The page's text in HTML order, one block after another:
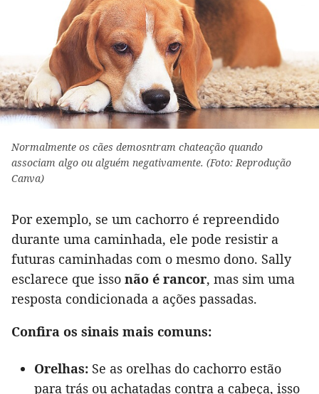
Normalmente os cães demosntram chateação quando
associam algo ou alguém negativamente. (Foto: Reprodução
Canva)
Por exemplo, se um cachorro é repreendido
durante uma caminhada, ele pode resistir a
futuras caminhadas com o mesmo dono. Sally
esclarece que isso não é rancor, mas sim uma
resposta condicionada a ações passadas.
Confira os sinais mais comuns:
Orelhas: Se as orelhas do cachorro estão
para trás ou achatadas contra a cabeça, isso